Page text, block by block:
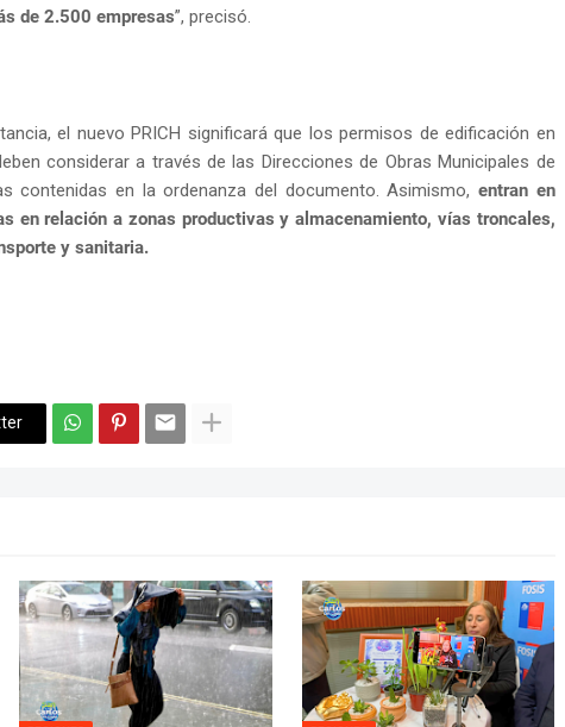
de 2.500 empresas”, precisó.
el nuevo PRICH significará que los permisos de edificación en
considerar a través de las Direcciones de Obras Municipales de
contenidas en la ordenanza del documento. Asimismo, entran en
en relación a zonas productivas y almacenamiento, vías troncales,
y sanitaria.